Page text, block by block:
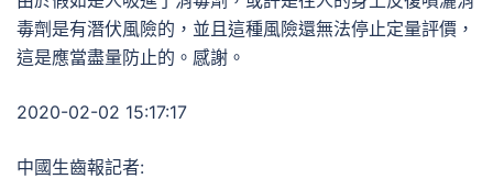
毒劑是有潛伏風險的，並且這種風險還無法停止定量評價，
這是應當盡量防止的。感謝。
2020-02-02 15:17:17
中國生齒報記者: